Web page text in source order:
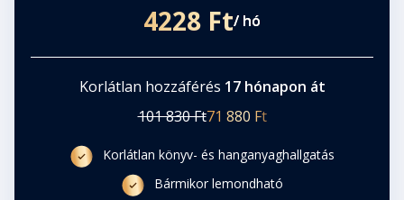
4228 Ft/ hó
Korlátlan hozzáférés 17 hónapon át
101 830 Ft71 880 Ft
Korlátlan könyv- és hanganyaghallgatás
Bármikor lemondható